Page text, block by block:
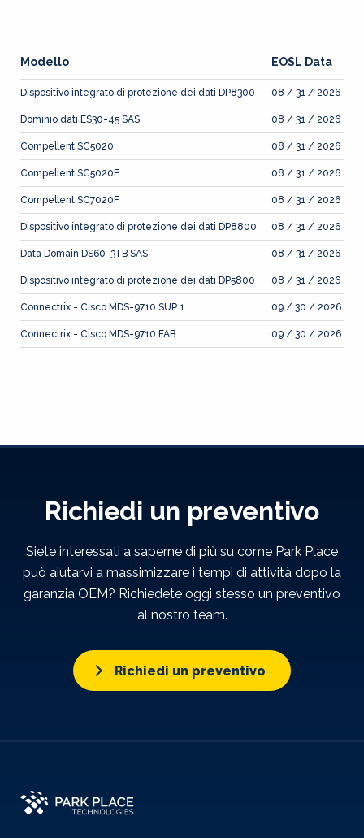
Modello EOSL Data
Dispositivo integrato di protezione dei dati DP8300 08 / 31 / 2026
Dominio dati ES30-45 SAS 08 / 31 / 2026
Compellent SC5020 08 / 31 / 2026
Compellent SC5020F 08 / 31 / 2026
Compellent SC7020F 08 / 31 / 2026
Dispositivo integrato di protezione dei dati DP8800 08 / 31 / 2026
Data Domain DS60-3TB SAS 08 / 31 / 2026
Dispositivo integrato di protezione dei dati DP5800 08 / 31 / 2026
Connectrix - Cisco MDS-9710 SUP 1 09 / 30 / 2026
Connectrix - Cisco MDS-9710 FAB 09 / 30 / 2026
Richiedi un preventivo
Siete interessati a saperne di più su come Park Place
può aiutarvi a massimizzare i tempi di attività dopo la
garanzia OEM? Richiedete oggi stesso un preventivo
al nostro team.
Richiedi un preventivo